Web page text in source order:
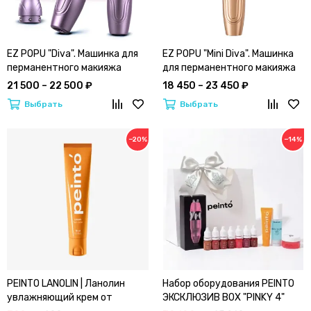
EZ POPU "Diva". Машинка для
перманентного макияжа
"Дива" | Wireless PMU Machine
21 500 – 22 500 ₽
Выбрать
EZ POPU "Mini Diva". Машинка
для перманентного макияжа
"Мини Дива" | Wireless PMU
18 450 – 23 450 ₽
Выбрать
−20%
PEINTO LANOLIN | Ланолин
увлажняющий крем от
−14%
Набор оборудования PEINTO
ЭКСКЛЮЗИВ BOX "PINKY 4"